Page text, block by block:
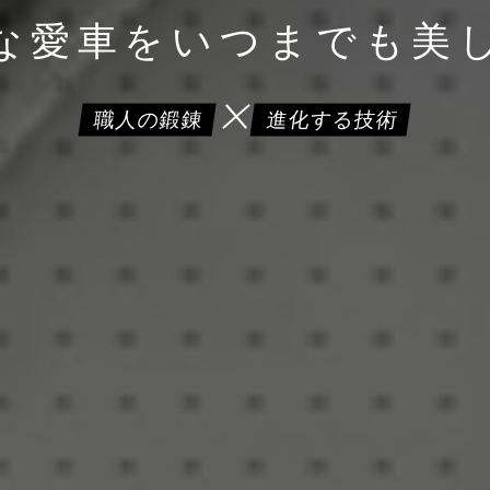
愛車を いつまでも美
職人の鍛錬 進化する技術